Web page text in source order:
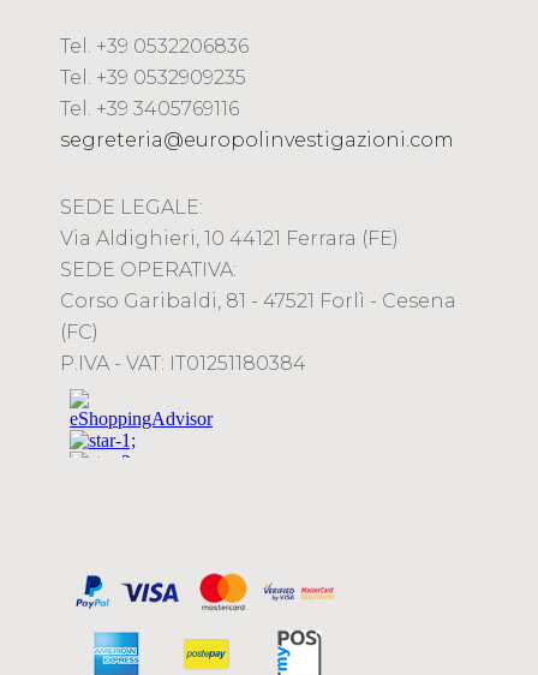
Tel. +39 0532206836
Tel. +39 0532909235
Tel. +39 3405769116
segreteria@europolinvestigazioni.com
SEDE LEGALE:
Via Aldighieri, 10 44121 Ferrara (FE)
SEDE OPERATIVA:
Corso Garibaldi, 81 - 47521 Forlì - Cesena
(FC)
P.IVA - VAT: IT01251180384